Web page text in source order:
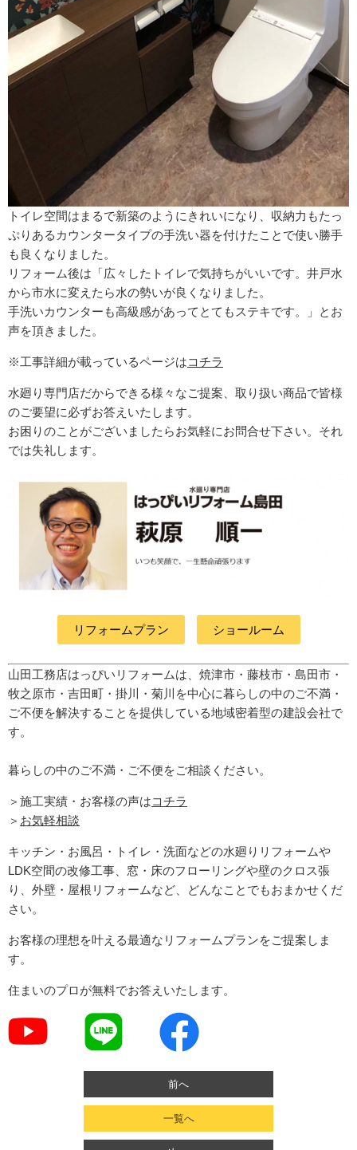
トイレ空間はまるで新築のようにきれいになり、収納力もたっ
ぷりあるカウンタータイプの手洗い器を付けたことで使い勝手
も良くなりました。
リフォーム後は「広々したトイレで気持ちがいいです。井戸水
から市水に変えたら水の勢いが良くなりました。
手洗いカウンターも高級感があってとてもステキです。」とお
声を頂きました。
※工事詳細が載っているページはコチラ
水廻り専門店だからできる様々なご提案、取り扱い商品で皆様
のご要望に必ずお答えいたします。
お困りのことがございましたらお気軽にお問合せ下さい。それ
では失礼します。
リフォームプラン ショールーム
山田工務店はっぴいリフォームは、焼津市・藤枝市・島田市・
牧之原市・吉田町 ・掛川・菊川 を中心に暮らしの中のご不満・
ご不便を解決することを提供している地域密着型の建設会社で
す。
暮らしの中のご不満・ご不便をご相談ください。
＞施工実績・お客様の声はコチラ
＞ お気軽相談
キッチン・お風呂・トイレ・洗面などの水廻りリフォームや
LDK空間の改修工事、窓・床のフローリングや壁のクロス張
り、外壁・屋根リフォームなど、どんなことでもおまかせくだ
さい。
お客様の理想を叶える最適なリフォームプランをご提案しま
す。
住まいのプロが無料でお答えいたします。
前へ
一覧へ